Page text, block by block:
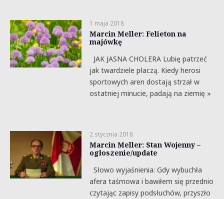
1 maja 2018
Marcin Meller: Felieton na
majówkę
JAK JASNA CHOLERA Lubię patrzeć
jak twardziele płaczą. Kiedy herosi
sportowych aren dostają strzał w
ostatniej minucie, padają na ziemię »
2 stycznia 2018
Marcin Meller: Stan Wojenny –
ogłoszenie/update
Słowo wyjaśnienia: Gdy wybuchła
afera taśmowa i bawiłem się przednio
czytając zapisy podsłuchów, przyszło